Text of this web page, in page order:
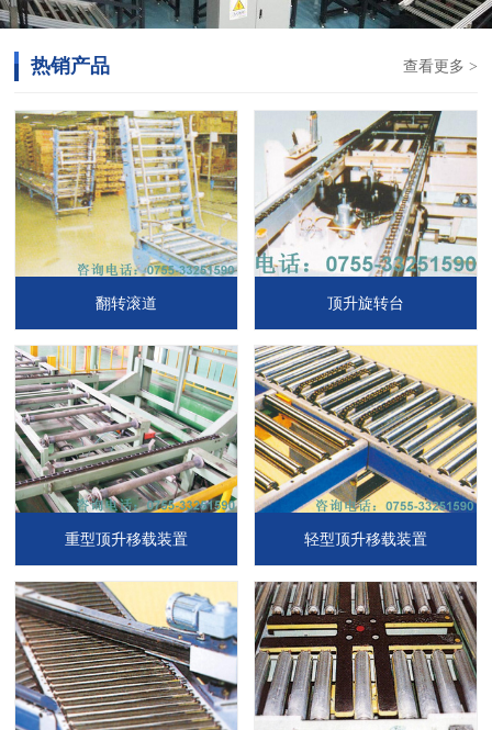
查看更多 >
热销产品
翻转滚道 顶升旋转台
重型顶升移载装置 轻型顶升移载装置